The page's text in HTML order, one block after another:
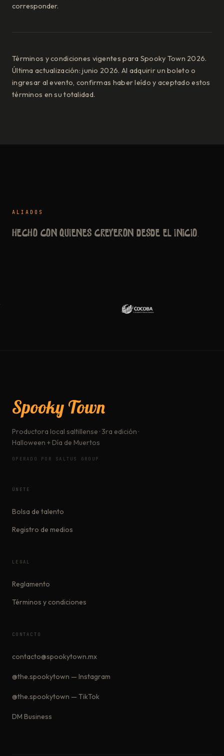
corresponder.
Términos y condiciones vigentes para Spooky Town 2026.
Última actualización: junio 2026. Al adquirir un boleto o
ingresar al evento, confirmas haber leído y aceptado estos
términos en su totalidad.
ALIADOS
Hecho con quienes creyeron desde el inicio.
Spooky Town
Productora local saltillense · 3ra edición ·
Halloween + Día de Muertos
OPERADO POR SALTUS GROUP
ÚNETE
Bolsa de talento
Registro de medios
LEGAL
Reglamento
Términos y condiciones
CONTACTO
contacto@spookytown.mx
@the.spookytown — Instagram
@the.spookytown — TikTok
DM Business